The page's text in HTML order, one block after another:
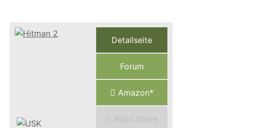
Detailseite
Forum
Amazon*
Xbox Store